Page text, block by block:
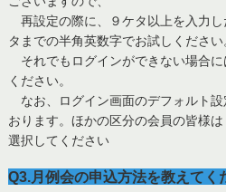
再設定の際に、９ケタ以上を入力
タまでの半角英数字でお試しください
それでもログインができない場合
ください。
なお、ログイン画面のデフォルト設
おります。ほかの区分の会員の皆様
選択してください
Q3.月例会の申込方法を教えてく